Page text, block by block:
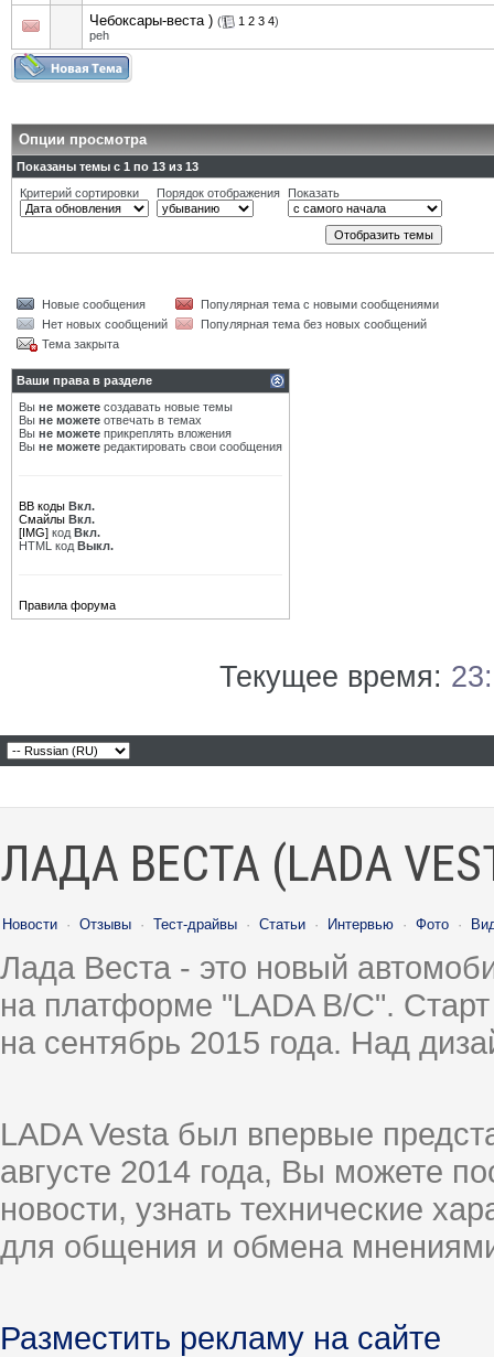
Чебоксары-веста ) ( 1 2 3 4)
peh
Опции просмотра
Показаны темы с 1 по 13 из 13
Критерий сортировки
Порядок отображения Показать
Новые сообщения
Популярная тема с новыми сообщениями
Нет новых сообщений
Популярная тема без новых сообщений
Тема закрыта
Ваши права в разделе
Вы не можете создавать новые темы
Вы не можете отвечать в темах
Вы не можете прикреплять вложения
Вы не можете редактировать свои сообщения
BB коды Вкл.
Смайлы Вкл.
[IMG] код Вкл.
HTML код Выкл.
Правила форума
Текущее время:
ЛАДА ВЕСТА (LADA
Новости · Отзывы · Тест-драйвы · Статьи · Интервью · Фото ·
Лада Веста - это новый
на платформе "LADA B/C".
на сентябрь 2015 года. Над
LADA Vesta был впервые
августе 2014 года, Вы можете
новости, узнать технические
для общения и обмена
Разместить рекламу на сайте